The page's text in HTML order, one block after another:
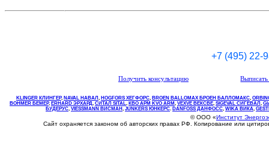
+7 (495) 22-
Получить консультацию
KLINGER КЛИНГЕР, NAVAL НАВАЛ , НOGFORS ХЕГФОРС, BROEN BALLOMAX БРОЕН БАЛЛОМАКС,
BOHMER БЕМЕР, ERHARD ЭРХАРД, СИТАЛ SITAL, КВО АРМ KVO ARM, VEXVE ВЕКСВЕ, SIGEVAL СИГЕВАЛ ,
БУДЕРУС, VIESSMANN ВИСМАН , JUNKERS ЮНКЕРС. DANFOSS ДАНФОСС, WIKA ВИКА,
© ООО «Институт
Сайт охраняется законом об авторских правах РФ. Копирование или